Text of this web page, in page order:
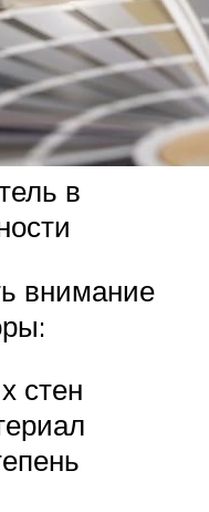
в
внимание
стен